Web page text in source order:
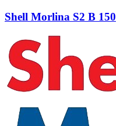
Shell Morlina S2 B 150